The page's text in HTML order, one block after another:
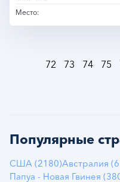
Место:
72 73 74 75
Популярные
США (2180)Австралия
Папуа - Новая Гвинея